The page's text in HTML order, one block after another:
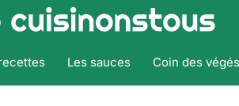
Les sauces Coin des végés